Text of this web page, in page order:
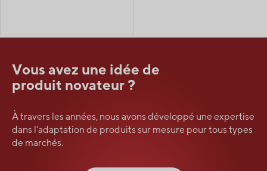
Vous avez une idée de
produit novateur ?
À travers les années, nous avons développé une expertise
dans l’adaptation de produits sur mesure pour tous types
de marchés.